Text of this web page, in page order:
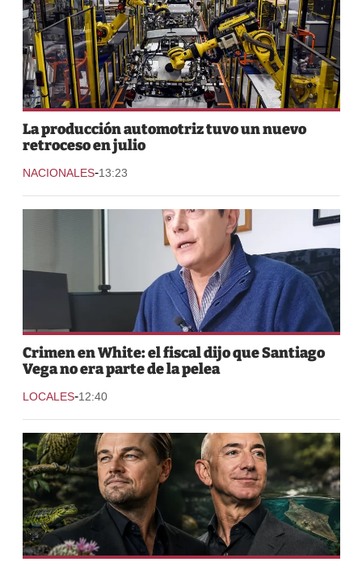
La producción automotriz tuvo un nuevo
retroceso en julio
NACIONALES-13:23
Crimen en White: el fiscal dijo que Santiago
Vega no era parte de la pelea
LOCALES-12:40